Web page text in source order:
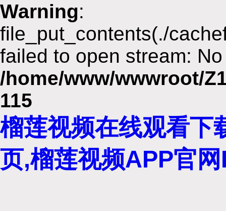
Warning:
file_put_contents(./
failed to open stream:
/home/www/wwwroot/
115
榴莲视频在线观看下
页,榴莲视频APP官